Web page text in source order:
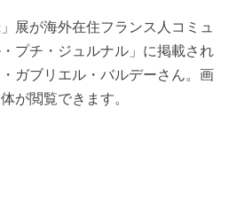
展が海外在住フランス人コミュ
プチ・ジュルナル」に掲載され
ガブリエル・バルデーさん。画
が閲覧できます。